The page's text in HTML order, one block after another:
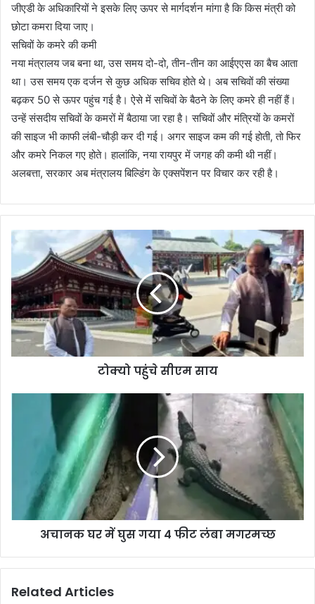
जीएडी के अधिकारियों ने इसके लिए ऊपर से मार्गदर्शन मांगा है कि किस मंत्री को
छोटा कमरा दिया जाए।
सचिवों के कमरे की कमी
नया मंत्रालय जब बना था, उस समय दो-दो, तीन-तीन का आईएएस का बैच आता
था। उस समय एक दर्जन से कुछ अधिक सचिव होते थे। अब सचिवों की संख्या
बढ़कर 50 से ऊपर पहुंच गई है। ऐसे में सचिवों के बैठने के लिए कमरे ही नहीं हैं।
उन्हें संसदीय सचिवों के कमरों में बैठाया जा रहा है। सचिवों और मंत्रियों के कमरों
की साइज भी काफी लंबी-चौड़ी कर दी गई। अगर साइज कम की गई होती, तो फिर
और कमरे निकल गए होते। हालांकि, नया रायपुर में जगह की कमी थी नहीं।
अलबत्ता, सरकार अब मंत्रालय बिल्डिंग के एक्सपेंशन पर विचार कर रही है।
टोक्यो पहुंचे सीएम साय
अचानक घर में घुस गया 4 फीट लंबा मगरमच्छ
Related Articles